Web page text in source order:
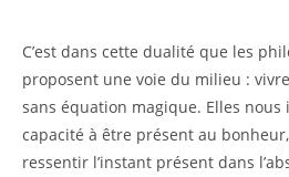
C’est dans cette dualité que les
proposent une voie du milieu :
sans équation magique. Elles
capacité à être présent au
ressentir l’instant présent dans